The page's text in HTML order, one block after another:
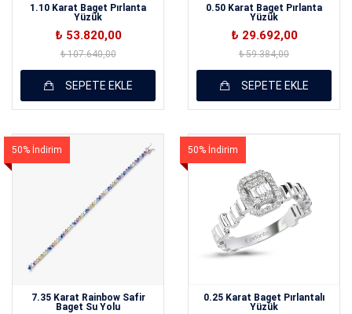
1.10 Karat Baget Pırlanta
Yüzük
₺ 53.820,00
₺ 107.640,00
SEPETE EKLE
0.50 Karat Baget Pırlanta
Yüzük
₺ 29.692,00
₺ 59.384,00
SEPETE EKLE
50% İndirim
7.35 Karat Rainbow Safir
Baget Su Yolu
50% İndirim
0.25 Karat Baget Pırlantalı
Yüzük